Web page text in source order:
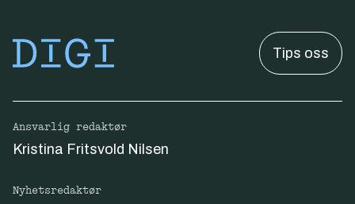
Tips oss
Ansvarlig redaktør
Kristina Fritsvold Nilsen
Nyhetsredaktør